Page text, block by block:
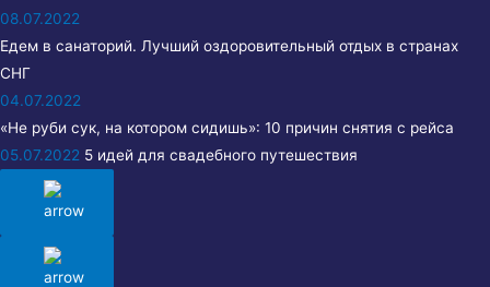
08.07.2022
Едем в санаторий. Лучший оздоровительный отдых в странах
СНГ
04.07.2022
«Не руби сук, на котором сидишь»: 10 причин снятия с рейса
05.07.2022 5 идей для свадебного путешествия